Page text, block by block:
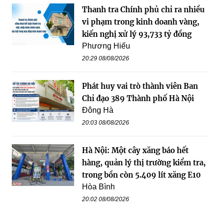
Thanh tra Chính phủ chỉ ra nhiều
vi phạm trong kinh doanh vàng,
kiến nghị xử lý 93,733 tỷ đồng
Phương Hiếu
20:29 08/08/2026
Phát huy vai trò thành viên Ban
Chỉ đạo 389 Thành phố Hà Nội
Đông Hà
20:03 08/08/2026
Hà Nội: Một cây xăng báo hết
hàng, quản lý thị trường kiểm tra,
trong bồn còn 5.409 lít xăng E10
Hòa Bình
20:02 08/08/2026